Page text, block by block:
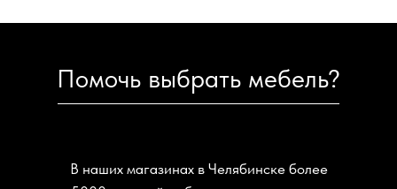
Помочь выбрать мебель?
В наших магазинах в Челябинске более